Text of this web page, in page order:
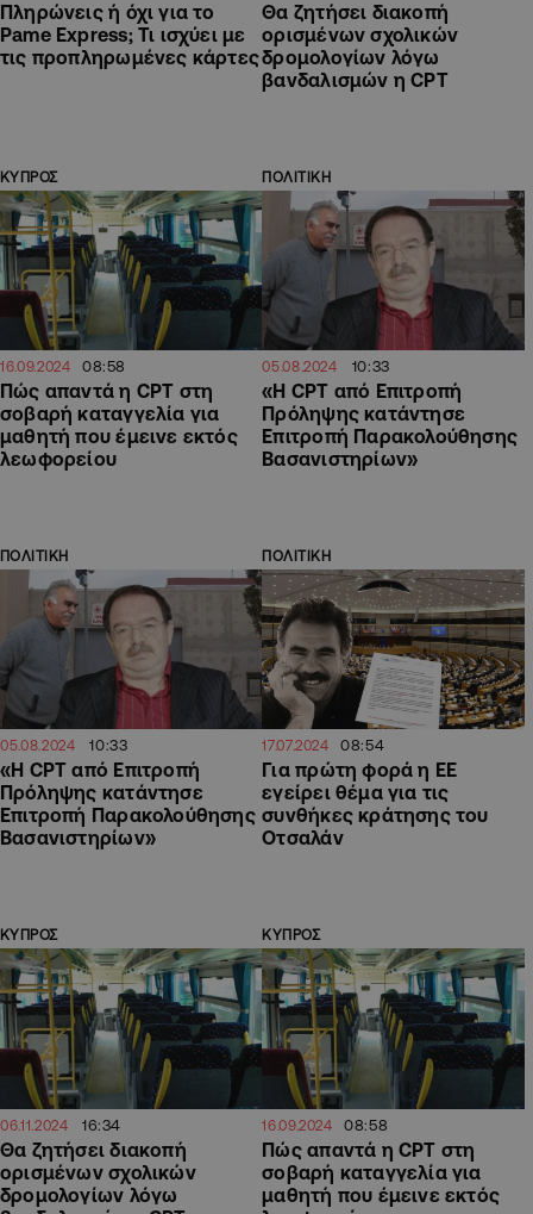
Πληρώνεις ή όχι για το
Pame Express; Τι ισχύει με
τις προπληρωμένες κάρτες
Θα ζητήσει διακοπή
ορισμένων σχολικών
δρομολογίων λόγω
βανδαλισμών η CPT
ΚΥΠΡΟΣ
16.09.2024 08:58
Πώς απαντά η CPT στη
σοβαρή καταγγελία για
μαθητή που έμεινε εκτός
λεωφορείου
ΠΟΛΙΤΙΚΗ
05.08.2024 10:33
«Η CPT από Επιτροπή
Πρόληψης κατάντησε
Επιτροπή Παρακολούθησης
Βασανιστηρίων»
ΠΟΛΙΤΙΚΗ
05.08.2024 10:33
«Η CPT από Επιτροπή
Πρόληψης κατάντησε
Επιτροπή Παρακολούθησης
Βασανιστηρίων»
ΠΟΛΙΤΙΚΗ
17.07.2024 08:54
Για πρώτη φορά η ΕΕ
εγείρει θέμα για τις
συνθήκες κράτησης του
Οτσαλάν
ΚΥΠΡΟΣ
06.11.2024 16:34
Θα ζητήσει διακοπή
ορισμένων σχολικών
δρομολογίων λόγω
ΚΥΠΡΟΣ
16.09.2024 08:58
Πώς απαντά η CPT στη
σοβαρή καταγγελία για
μαθητή που έμεινε εκτός